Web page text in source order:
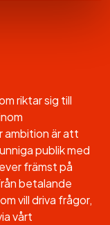
riktar sig till
ambition är att
publik med
främst på
betalande
vill driva frågor,
vårt